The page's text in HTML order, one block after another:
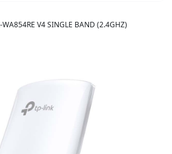
WA854RE V4 SINGLE BAND (2.4GHZ)